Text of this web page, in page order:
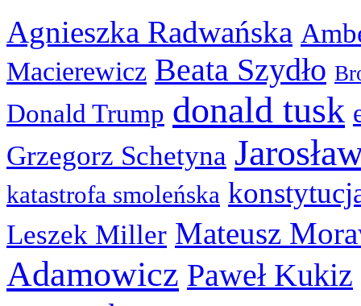
Agnieszka Radwańska
Macierewicz Beata Szydło
Donald Trump donald tusk
Grzegorz Schetyna
katastrofa smoleńska
Leszek Miller Mateusz
Adamowicz Paweł Kukiz